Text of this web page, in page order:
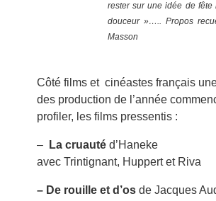
rester sur une idée de fête
douceur »….. Propos
Masson
Côté films et cinéastes français
des production de l’année
profiler, les films pressentis :
– La cruautéd’Haneke
avec Trintignant, Huppert et Riva
– De rouille et d’os de Jacques